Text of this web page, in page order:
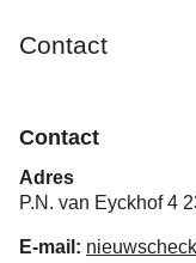
Contact
Contact
Adres
P.N. van Eyckhof 4
E-mail: